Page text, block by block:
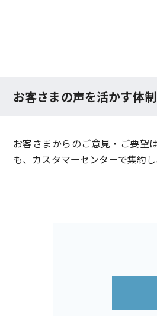
お客さまの声を活かす体制
お客さまからのご意見・ご要望
も、カスタマーセンターで集約